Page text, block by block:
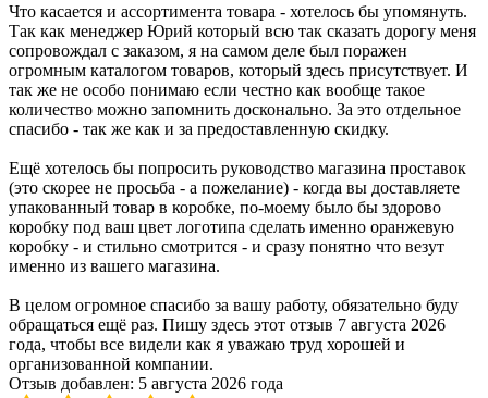
Что касается и ассортимента товара - хотелось бы упомянуть.
Так как менеджер Юрий который всю так сказать дорогу меня
сопровождал с заказом, я на самом деле был поражен
огромным каталогом товаров, который здесь присутствует. И
так же не особо понимаю если честно как вообще такое
количество можно запомнить досконально. За это отдельное
спасибо - так же как и за предоставленную скидку.
Ещё хотелось бы попросить руководство магазина проставок
(это скорее не просьба - а пожелание) - когда вы доставляете
упакованный товар в коробке, по-моему было бы здорово
коробку под ваш цвет логотипа сделать именно оранжевую
коробку - и стильно смотрится - и сразу понятно что везут
именно из вашего магазина.
В целом огромное спасибо за вашу работу, обязательно буду
обращаться ещё раз. Пишу здесь этот отзыв 7 августа 2026
года, чтобы все видели как я уважаю труд хорошей и
организованной компании.
Отзыв добавлен: 5 августа 2026 года